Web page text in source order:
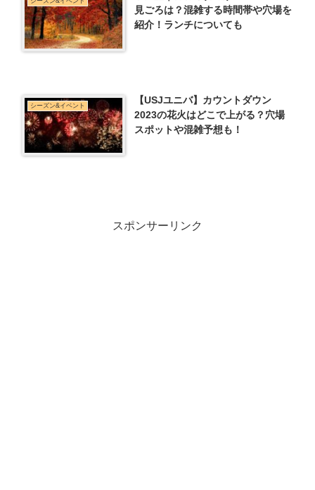
見ごろは？混雑する時間帯や穴場を
紹介！ランチについても
シーズン&イベント
【USJユニバ】カウントダウン
2023の花火はどこで上がる？穴場
スポットや混雑予想も！
スポンサーリンク